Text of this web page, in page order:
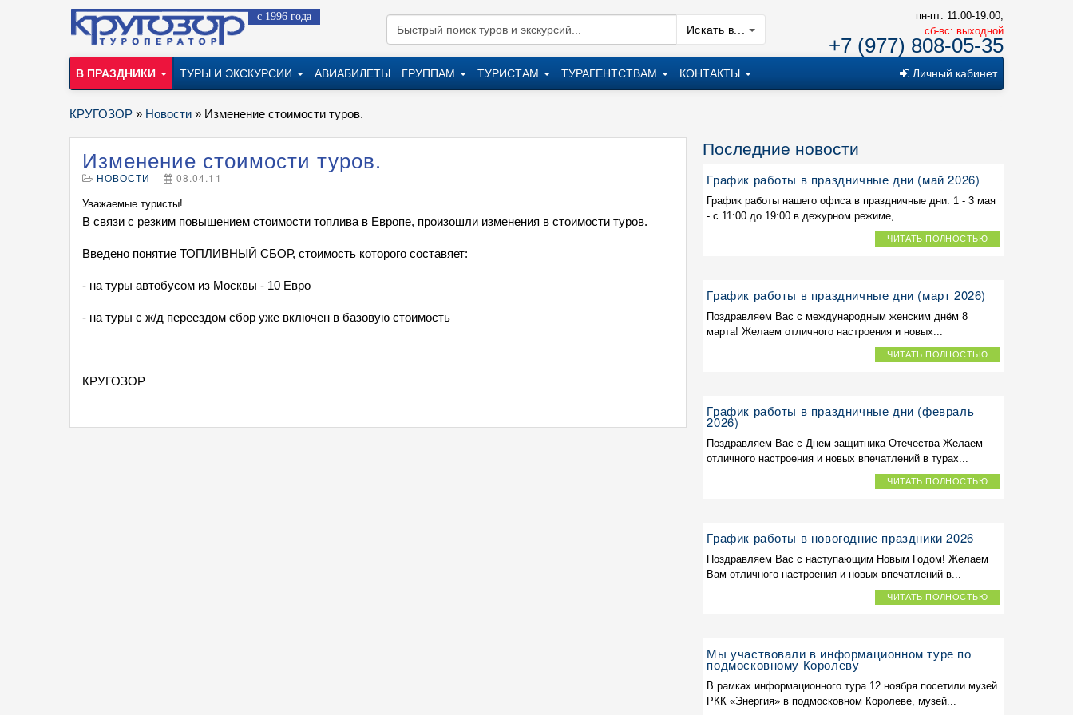
с 1996 года
Искать в...
пн-пт: 11:00-19:00;
cб-вс: выходной
+7 (977) 808-05-35
В ПРАЗДНИКИ ТУРЫ И ЭКСКУРСИИ АВИАБИЛЕТЫ ГРУППАМ ТУРИСТАМ ТУРАГЕНТСТВАМ КОНТАКТЫ Личный кабинет
КРУГОЗОР » Новости » Изменение стоимости туров.
Изменение стоимости туров.
НОВОСТИ 08.04.11
Уважаемые туристы!
В связи с резким повышением стоимости топлива в Европе, произошли изменения в стоимости туров.
Введено понятие ТОПЛИВНЫЙ СБОР, стоимость которого составяет:
- на туры автобусом из Москвы - 10 Евро
- на туры с ж/д переездом сбор уже включен в базовую стоимость
КРУГОЗОР
Последние новости
График работы в праздничные дни (май 2026)
График работы нашего офиса в праздничные дни: 1 - 3 мая
- с 11:00 до 19:00 в дежурном режиме,...
ЧИТАТЬ ПОЛНОСТЬЮ
График работы в праздничные дни (март 2026)
Поздравляем Вас с международным женским днём 8
марта! Желаем отличного настроения и новых...
ЧИТАТЬ ПОЛНОСТЬЮ
График работы в праздничные дни (февраль
2026)
Поздравляем Вас с Днем защитника Отечества Желаем
отличного настроения и новых впечатлений в турах...
ЧИТАТЬ ПОЛНОСТЬЮ
График работы в новогодние праздники 2026
Поздравляем Вас с наступающим Новым Годом! Желаем
Вам отличного настроения и новых впечатлений в...
ЧИТАТЬ ПОЛНОСТЬЮ
Мы участвовали в информационном туре по
подмосковному Королеву
В рамках информационного тура 12 ноября посетили музей
РКК «Энергия» в подмосковном Королеве, музей...